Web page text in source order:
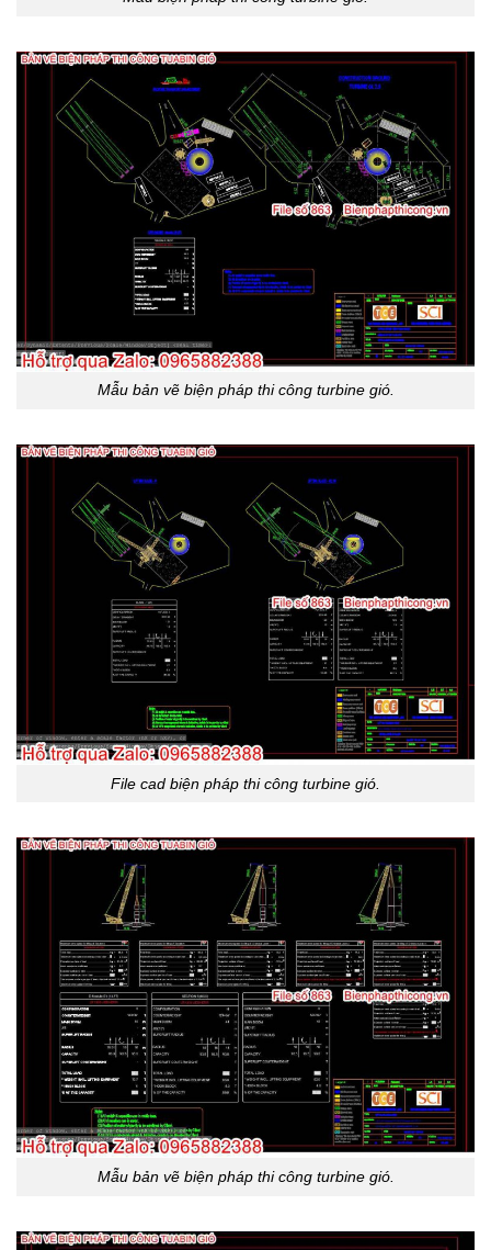
Mẫu bản vẽ biện pháp thi công turbine gió.
File cad biện pháp thi công turbine gió.
Mẫu bản vẽ biện pháp thi công turbine gió.